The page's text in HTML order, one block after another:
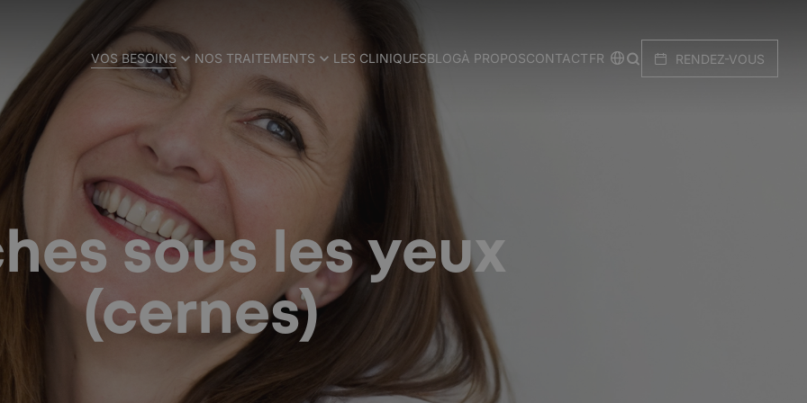
VOS BESOINS NOS TRAITEMENTS LES CLINIQUESBLOGÀ PROPOSCONTACTFR RENDEZ-VOUS
sous les yeux
(cernes)